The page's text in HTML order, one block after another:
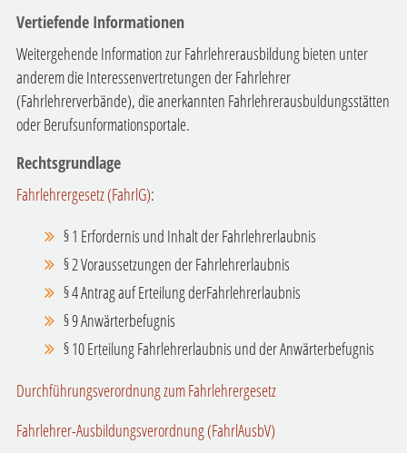
Vertiefende Informationen
Weitergehende Information zur Fahrlehrerausbildung bieten unter
anderem die Interessenvertretungen der Fahrlehrer
(Fahrlehrerverbände), die anerkannten Fahrlehrerausbuldungsstätten
oder Berufsunformationsportale.
Rechtsgrundlage
Fahrlehrergesetz (FahrlG):
§ 1 Erfordernis und Inhalt der Fahrlehrerlaubnis
§ 2 Voraussetzungen der Fahrlehrerlaubnis
§ 4 Antrag auf Erteilung derFahrlehrerlaubnis
§ 9 Anwärterbefugnis
§ 10 Erteilung Fahrlehrerlaubnis und der Anwärterbefugnis
Durchführungsverordnung zum Fahrlehrergesetz
Fahrlehrer-Ausbildungsverordnung (FahrlAusbV)